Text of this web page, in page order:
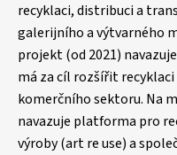
recyklaci, distribuci a
galerijního a výtvarného
projekt (od 2021)
má za cíl rozšířit
komerčního sektoru. Na
navazuje platforma pro
výroby (art re use) a